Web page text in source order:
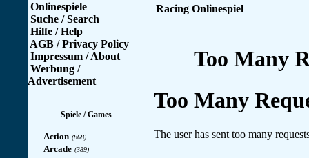
Onlinespiele
Suche / Search
Hilfe / Help
AGB / Privacy Policy
Impressum / About
Werbung /
Advertisement
Spiele / Games
Action (868)
Arcade (389)
Racing Onlinespiel